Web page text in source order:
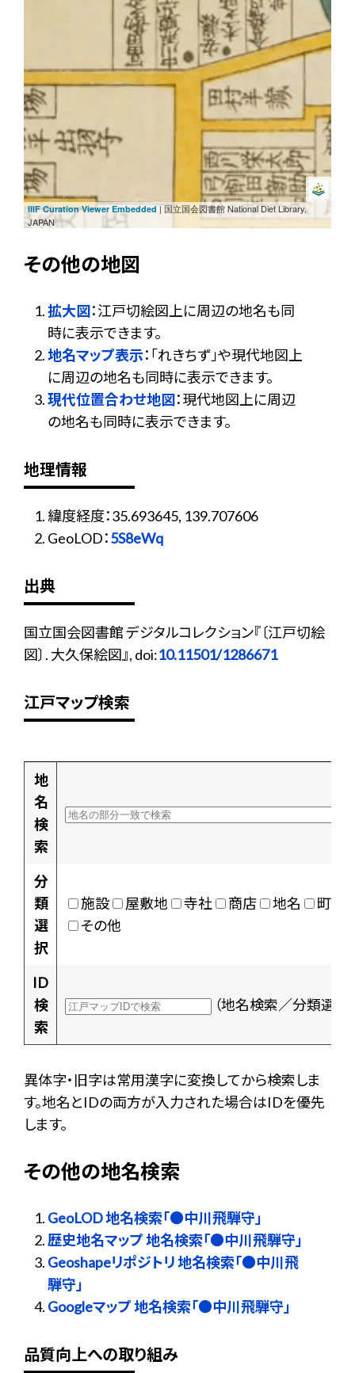
IIIF Curation Viewer Embedded| 国立国会図書館 National Diet Library,
JAPAN
その他の地図
拡大図：江戸切絵図上に周辺の地名も同
時に表示できます。
地名マップ表示：「れきちず」や現代地図上
に周辺の地名も同時に表示できます。
現代位置合わせ地図：現代地図上に周辺
の地名も同時に表示できます。
地理情報
緯度経度：35.693645, 139.707606
GeoLOD：5S8eWq
出典
国立国会図書館 デジタルコレクション『〔江戸切絵
図〕. 大久保絵図』, doi:10.11501/1286671
江戸マップ検索
地
名
検
索
分
類
選
択
施設 屋敷地 寺社 商店 地名
町村
その他
ID
検
索
（地名検索／分類選択
異体字・旧字は常用漢字に変換してから検索しま
す。地名とIDの両方が入力された場合はIDを優先
します。
その他の地名検索
GeoLOD 地名検索「●中川飛騨守」
歴史地名マップ 地名検索「●中川飛騨守」
Geoshapeリポジトリ 地名検索「●中川飛
騨守」
Googleマップ 地名検索「●中川飛騨守」
品質向上への取り組み